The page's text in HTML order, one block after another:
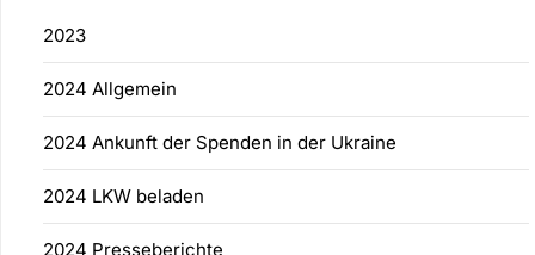
2023
2024 Allgemein
2024 Ankunft der Spenden in der Ukraine
2024 LKW beladen
2024 Presseberichte